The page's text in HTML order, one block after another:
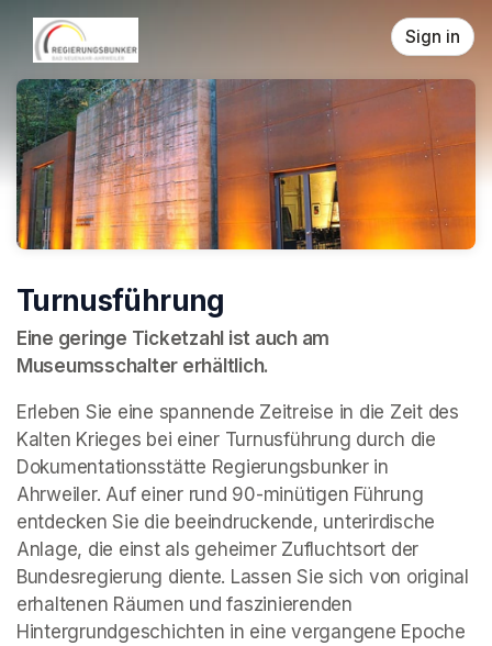
Skip header
Sign in
Turnusführung
Eine geringe Ticketzahl ist auch am
Museumsschalter erhältlich.
Erleben Sie eine spannende Zeitreise in die Zeit des
Kalten Krieges bei einer Turnusführung durch die
Dokumentationsstätte Regierungsbunker in
Ahrweiler. Auf einer rund 90-minütigen Führung
entdecken Sie die beeindruckende, unterirdische
Anlage, die einst als geheimer Zufluchtsort der
Bundesregierung diente. Lassen Sie sich von original
erhaltenen Räumen und faszinierenden
Hintergrundgeschichten in eine vergangene Epoche